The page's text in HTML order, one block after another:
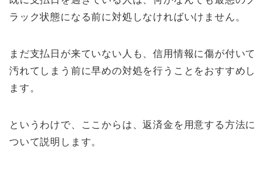
ラック状態になる前に対処しなければいけません。
まだ支払日が来ていない人も、信用情報に傷が付いて
汚れてしまう前に早めの対処を行うことをおすすめし
ます。
というわけで、ここからは、返済金を用意する方法に
ついて説明します。